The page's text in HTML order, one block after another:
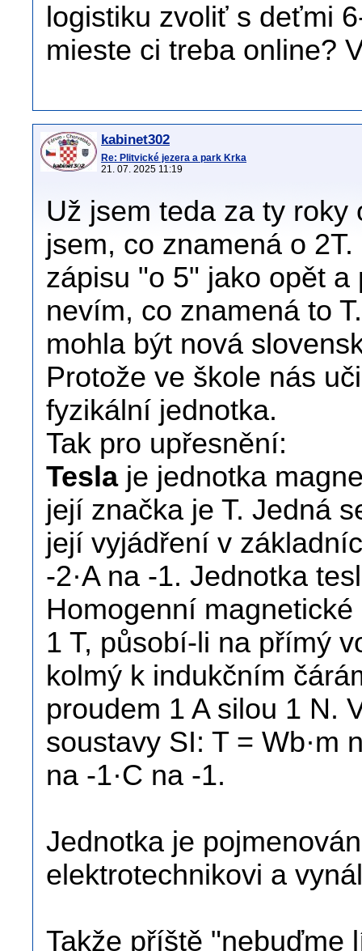
logistiku zvoliť s deťmi
mieste ci treba online?
kabinet302
Re: Plitvické jezera a park Krka
21. 07. 2025 11:19
Už jsem teda za ty
jsem, co znamená o
zápisu "o 5" jako opět
nevím, co znamená to
mohla být nová
Protože ve škole nás
fyzikální jednotka.
Tak pro upřesnění:
Teslaje jednotka
její značka je T. Jedná
její vyjádření v
-2·A na -1. Jednotka
Homogenní
1 T, působí-li na přímý
kolmý k indukčním
proudem 1 A silou 1 N.
soustavy SI: T = Wb·m
na -1·C na -1.
Jednotka je
elektrotechnikovi a
Takže příště "nebuďme